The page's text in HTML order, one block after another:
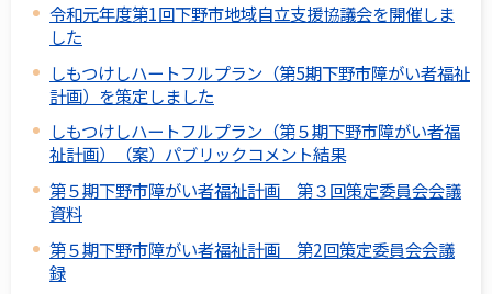
令和元年度第1回下野市地域自立支援協議会を開催しま
した
しもつけしハートフルプラン（第5期下野市障がい者福祉
計画）を策定しました
しもつけしハートフルプラン（第５期下野市障がい者福
祉計画）（案）パブリックコメント結果
第５期下野市障がい者福祉計画 第３回策定委員会会議
資料
第５期下野市障がい者福祉計画 第2回策定委員会会議
録